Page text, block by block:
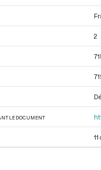
2
LE DOCUMENT